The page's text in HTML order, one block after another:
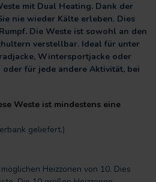
mit Dual Heating. Dank der
nie wieder Kälte erleben. Dies
Die Weste ist sowohl an den
verstellbar. Ideal für unter
Wintersportjacke oder
für jede andere Aktivität, bei
Weste ist mindestens eine
geliefert.)
Heizzonen von 10. Dies